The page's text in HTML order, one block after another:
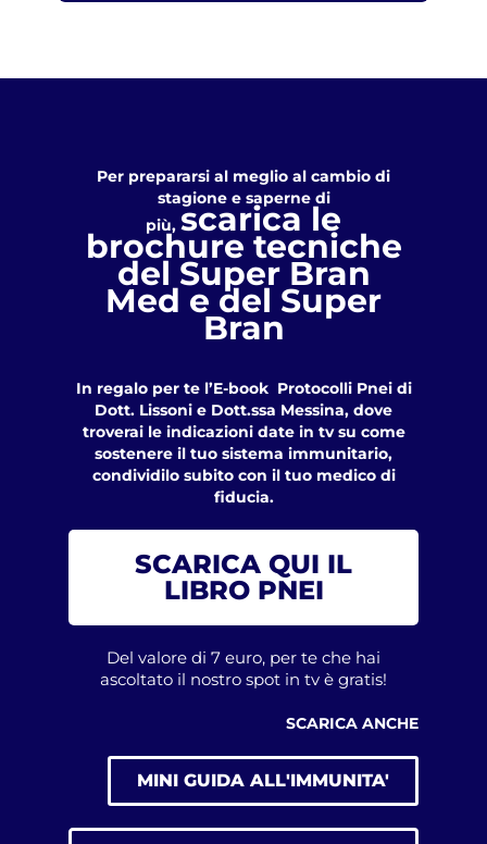
Per prepararsi al meglio al cambio di
stagione e saperne di
più, scarica le
brochure tecniche
del Super Bran
Med e del Super
Bran
In regalo per te l’E-book Protocolli Pnei di
Dott. Lissoni e Dott.ssa Messina, dove
troverai le indicazioni date in tv su come
sostenere il tuo sistema immunitario,
condividilo subito con il tuo medico di
fiducia.
SCARICA QUI IL
LIBRO PNEI
Del valore di 7 euro, per te che hai
ascoltato il nostro spot in tv è gratis!
SCARICA ANCHE
MINI GUIDA ALL'IMMUNITA'